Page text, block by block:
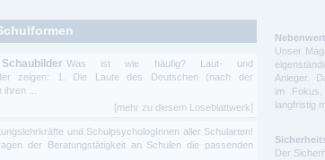
Was ist wie häufig? Laut- und
zeigen: 1. Die Laute des Deutschen (nach der
ihren ...
[mehr zu diesem Loseblattwerk]
und SchulpsychologInnen aller Schularten!
der Beratungstätigkeit an Schulen die passenden
Unser
Anleger.
im
langfristig
Der